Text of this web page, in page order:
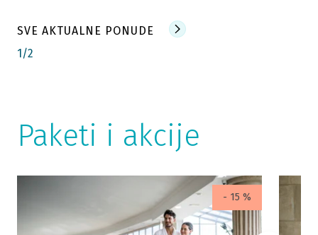
SVE AKTUALNE PONUDE
1 /2
Paketi i akcije
- 15 %